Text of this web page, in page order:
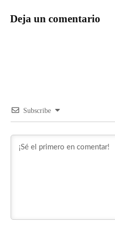
Deja un comentario
Subscribe